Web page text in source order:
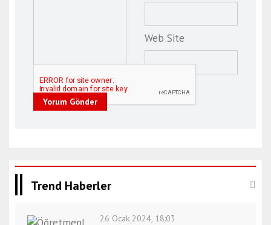
Web Site
Yorum Gönder
Trend Haberler
26 Ocak 2024, 18:03